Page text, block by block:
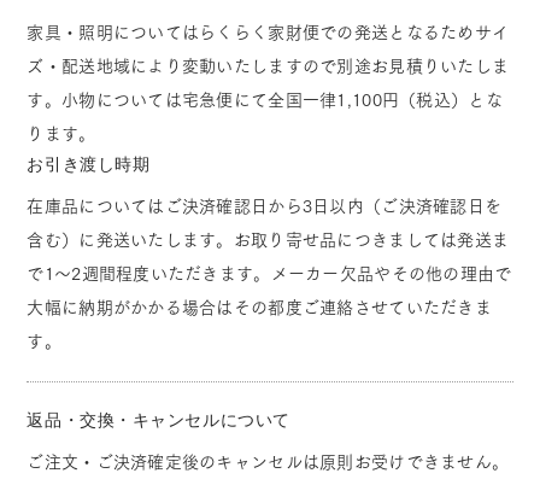
家具・照明についてはらくらく家財便での発送となるためサイ
ズ・配送地域により変動いたしますので別途お見積りいたしま
す。小物については宅急便にて全国一律1,100円（税込）とな
ります。
お引き渡し時期
在庫品についてはご決済確認日から3日以内（ご決済確認日を
含む）に発送いたします。お取り寄せ品につきましては発送ま
で1～2週間程度いただきます。メーカー欠品やその他の理由で
大幅に納期がかかる場合はその都度ご連絡させていただきま
す。
返品・交換・キャンセルについて
ご注文・ご決済確定後のキャンセルは原則お受けできません。